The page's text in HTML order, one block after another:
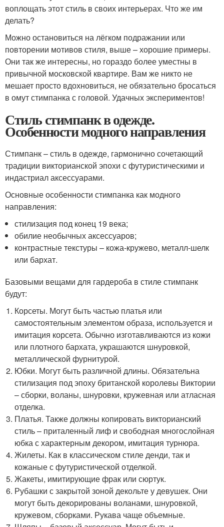
воплощать этот стиль в своих интерьерах. Что же им
делать?
Можно остановиться на лёгком подражании или
повторении мотивов стиля, выше – хорошие примеры.
Они так же интересны, но гораздо более уместны в
привычной московской квартире. Вам же никто не
мешает просто вдохновиться, не обязательно бросаться
в омут стимпанка с головой. Удачных экспериментов!
Стиль стимпанк в одежде.
Особенности модного направления
Стимпанк – стиль в одежде, гармонично сочетающий
традиции викторианской эпохи с футуристическими и
индастриал аксессуарами.
Основные особенности стимпанка как модного
направления:
стилизация под конец 19 века;
обилие необычных аксессуаров;
контрастные текстуры – кожа-кружево, металл-шелк
или бархат.
Базовыми вещами для гардероба в стиле стимпанк
будут:
Корсеты. Могут быть частью платья или
самостоятельным элементом образа, используется и
имитация корсета. Обычно изготавливаются из кожи
или плотного бархата, украшаются шнуровкой,
металлической фурнитурой.
Юбки. Могут быть различной длины. Обязательна
стилизация под эпоху британской королевы Виктории
– сборки, воланы, шнуровки, кружевная или атласная
отделка.
Платья. Также должны копировать викторианский
стиль – приталенный лиф и свободная многослойная
юбка с характерным декором, имитация турнюра.
Жилеты. Как в классическом стиле денди, так и
кожаные с футуристической отделкой.
Жакеты, имитирующие фрак или сюртук.
Рубашки с закрытой зоной декольте у девушек. Они
могут быть декорированы воланами, шнуровкой,
кружевом, сборками. Рукава чаще объемные.